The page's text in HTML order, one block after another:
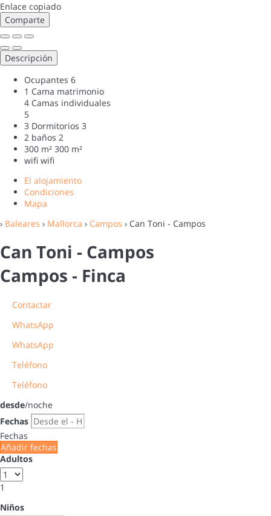
Enlace copiado
Comparte
Descripción
Ocupantes 6
1 Cama matrimonio
4 Camas individuales
5
3 Dormitorios 3
2 baños 2
300 m² 300 m²
wifi wifi
El alojamiento
Condiciones
Mapa
› Baleares › Mallorca › Campos › Can Toni - Campos
Can Toni - Campos
Campos - Finca
Contactar
WhatsApp
WhatsApp
Teléfono
Teléfono
desde/noche
Fechas
Fechas
Añadir fechas
Adultos
1
Niños